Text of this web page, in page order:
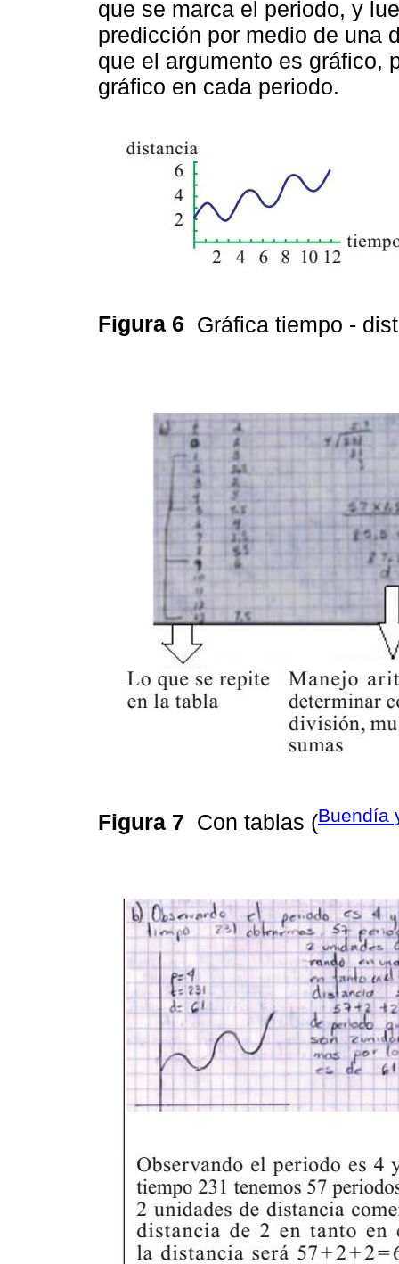
que se marca el periodo, y
predicción por medio de una
que el argumento es gráfico,
gráfico en cada periodo.
Figura 6 Gráfica tiempo -
Figura 7 Con tablas (Buendía